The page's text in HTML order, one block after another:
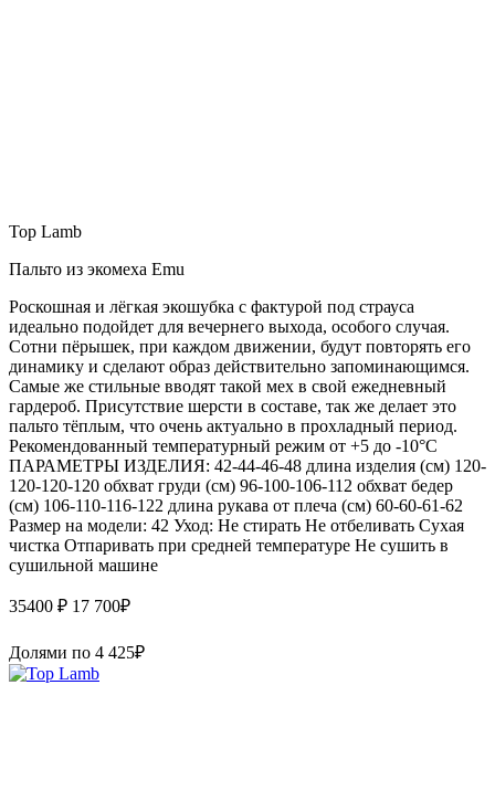
Top Lamb
Пальто из экомеха Emu
Роскошная и лёгкая экошубка с фактурой под страуса
идеально подойдет для вечернего выхода, особого случая.
Сотни пёрышек, при каждом движении, будут повторять его
динамику и сделают образ действительно запоминающимся.
Самые же стильные вводят такой мех в свой ежедневный
гардероб. Присутствие шерсти в составе, так же делает это
пальто тёплым, что очень актуально в прохладный период.
Рекомендованный температурный режим от +5 до -10°С
ПАРАМЕТРЫ ИЗДЕЛИЯ: 42-44-46-48 длина изделия (см) 120-
120-120-120 обхват груди (см) 96-100-106-112 обхват бедер
(см) 106-110-116-122 длина рукава от плеча (см) 60-60-61-62
Размер на модели: 42 Уход: Не стирать Не отбеливать Сухая
чистка Отпаривать при средней температуре Не сушить в
сушильной машине
35400 ₽ 17 700₽
Долями по 4 425₽